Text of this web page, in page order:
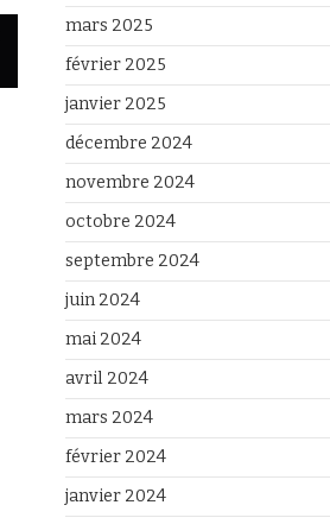
mars 2025
février 2025
janvier 2025
décembre 2024
novembre 2024
octobre 2024
septembre 2024
juin 2024
mai 2024
avril 2024
mars 2024
février 2024
janvier 2024